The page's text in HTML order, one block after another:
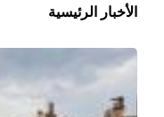
الأخبار الرئيسية